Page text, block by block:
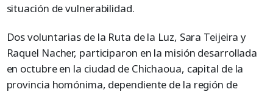
situación de vulnerabilidad.
Dos voluntarias de la Ruta de la Luz, Sara Teijeira y
Raquel Nacher, participaron en la misión desarrollada
en octubre en la ciudad de Chichaoua, capital de la
provincia homónima, dependiente de la región de